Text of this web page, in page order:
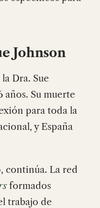
Johnson
la Dra. Sue
años. Su muerte
para toda la
y España
continúa. La red
formados
trabajo de